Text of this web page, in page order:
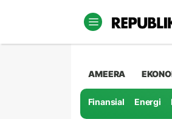
AMEERA
Finansial Energi